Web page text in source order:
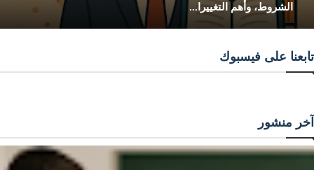
الشروط، وأهم التغييرا...
تابعنا على فيسبوك
آخر منشور